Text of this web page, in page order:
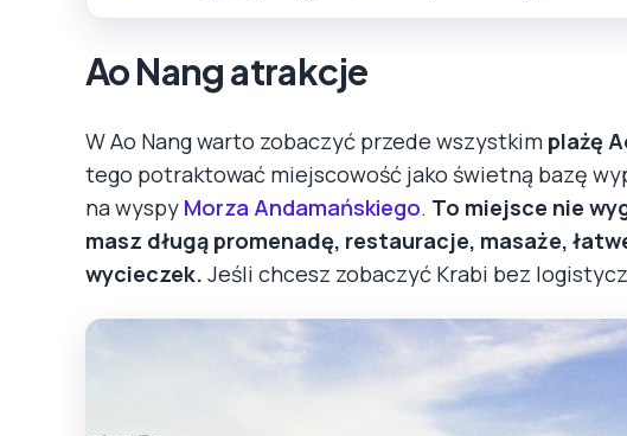
Ao Nang atrakcje
W Ao Nang warto zobaczyć przede wszystkim plażę
tego potraktować miejscowość jako świetną bazę
na wyspy Morza Andamańskiego. To miejsce nie
masz długą promenadę, restauracje, masaże,
wycieczek. Jeśli chcesz zobaczyć Krabi bez